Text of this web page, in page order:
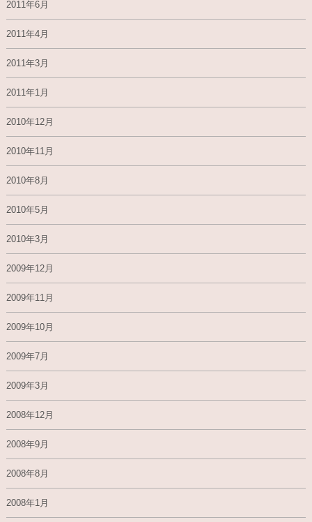
2011年6月
2011年4月
2011年3月
2011年1月
2010年12月
2010年11月
2010年8月
2010年5月
2010年3月
2009年12月
2009年11月
2009年10月
2009年7月
2009年3月
2008年12月
2008年9月
2008年8月
2008年1月